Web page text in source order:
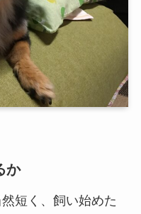
か
短く、飼い始めた